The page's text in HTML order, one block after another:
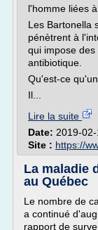
l'homme liées
Les Bartonella
pénètrent à
qui impose
antibiotique.
Qu'est-ce
Il...
Lire la suite
Date: 2019-
Site : https://
La maladie
au Québec
Le nombre de
a continué
rapport de